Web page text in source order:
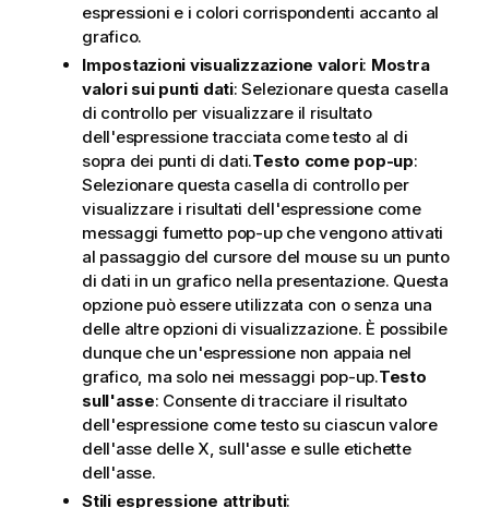
espressioni e i colori corrispondenti accanto al
grafico.
Impostazioni visualizzazione valori: Mostra
valori sui punti dati: Selezionare questa casella
di controllo per visualizzare il risultato
dell'espressione tracciata come testo al di
sopra dei punti di dati.Testo come pop-up:
Selezionare questa casella di controllo per
visualizzare i risultati dell'espressione come
messaggi fumetto pop-up che vengono attivati
al passaggio del cursore del mouse su un punto
di dati in un grafico nella presentazione. Questa
opzione può essere utilizzata con o senza una
delle altre opzioni di visualizzazione. È possibile
dunque che un'espressione non appaia nel
grafico, ma solo nei messaggi pop-up.Testo
sull'asse: Consente di tracciare il risultato
dell'espressione come testo su ciascun valore
dell'asse delle X, sull'asse e sulle etichette
dell'asse.
Stili espressione attributi: